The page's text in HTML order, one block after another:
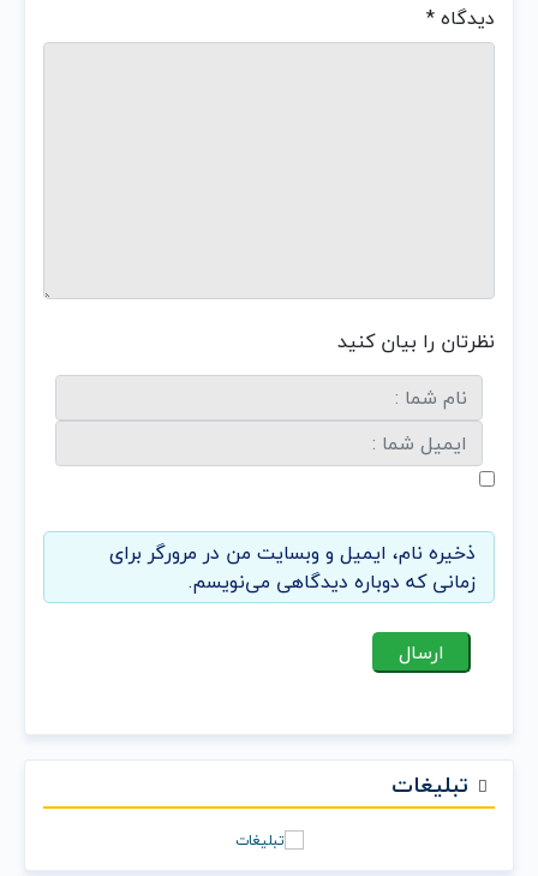
دیدگاه*
نظرتان را بیان کنید
ذخیره نام، ایمیل و وبسایت من در مرورگر برای
زمانی که دوباره دیدگاهی می‌نویسم.
تبلیغات